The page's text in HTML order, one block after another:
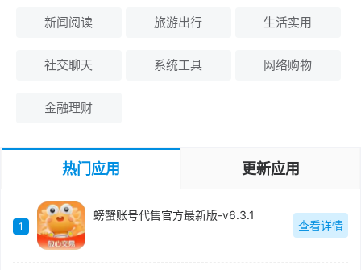
新闻阅读 旅游出行 生活实用
社交聊天 系统工具 网络购物
金融理财
热门应用 更新应用
1
螃蟹账号代售官方最新版-v6.3.1
查看详情